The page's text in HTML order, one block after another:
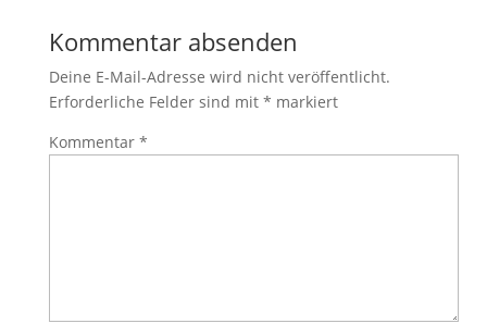
Kommentar absenden
Deine E-Mail-Adresse wird nicht veröffentlicht.
Erforderliche Felder sind mit * markiert
Kommentar *